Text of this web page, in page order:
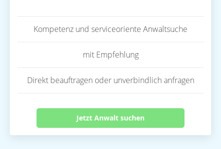
Kompetenz und serviceoriente Anwaltsuche
mit Empfehlung
Direkt beauftragen oder unverbindlich anfragen
Jetzt Anwalt suchen